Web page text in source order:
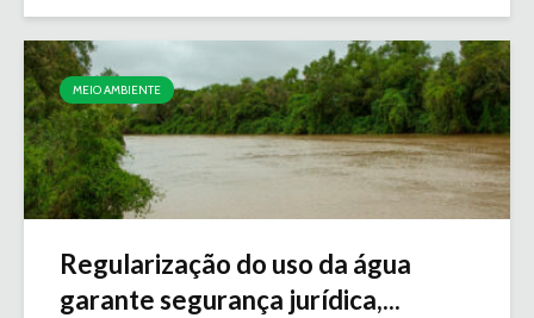
MEIO AMBIENTE
Regularização do uso da água
garante segurança jurídica,...